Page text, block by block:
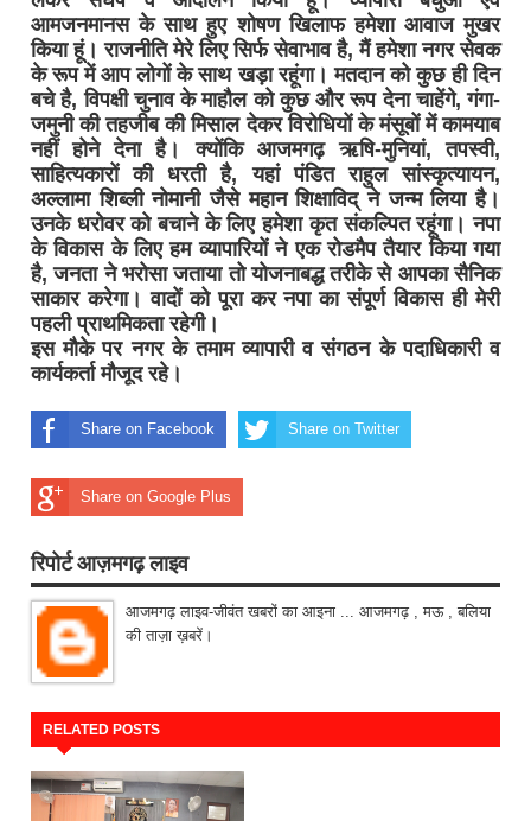
आमजनमानस के साथ हुए शोषण खिलाफ हमेशा आवाज मुखर
किया हूं। राजनीति मेरे लिए सिर्फ सेवाभाव है, मैं हमेशा नगर सेवक
के रूप में आप लोगों के साथ खड़ा रहूंगा। मतदान को कुछ ही दिन
बचे है, विपक्षी चुनाव के माहौल को कुछ और रूप देना चाहेंगे, गंगा-
जमुनी की तहजीब की मिसाल देकर विरोधियों के मंसूबों में कामयाब
नहीं होने देना है। क्योंकि आजमगढ़ ऋषि-मुनियां, तपस्वी,
साहित्यकारों की धरती है, यहां पंडित राहुल सांस्कृत्यायन,
अल्लामा शिब्ली नोमानी जैसे महान शिक्षाविद् ने जन्म लिया है।
उनके धरोवर को बचाने के लिए हमेशा कृत संकल्पित रहूंगा। नपा
के विकास के लिए हम व्यापारियों ने एक रोडमैप तैयार किया गया
है, जनता ने भरोसा जताया तो योजनाबद्ध तरीके से आपका सैनिक
साकार करेगा। वादों को पूरा कर नपा का संपूर्ण विकास ही मेरी
पहली प्राथमिकता रहेगी।
इस मौके पर नगर के तमाम व्यापारी व संगठन के पदाधिकारी व
कार्यकर्ता मौजूद रहे।
Share on Facebook Share on Twitter
Share on Google Plus
रिपोर्ट आज़मगढ़ लाइव
आजमगढ़ लाइव-जीवंत खबरों का आइना ... आजमगढ़ , मऊ , बलिया
की ताज़ा ख़बरें।
RELATED POSTS